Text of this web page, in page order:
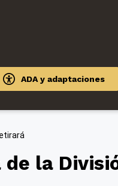
ADA y adaptaciones
la